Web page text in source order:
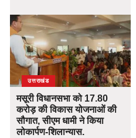
उत्तराखंड
मसूरी विधानसभा को 17.80
करोड़ की विकास योजनाओं की
सौगात, सीएम धामी ने किया
लोकार्पण-शिलान्यास.